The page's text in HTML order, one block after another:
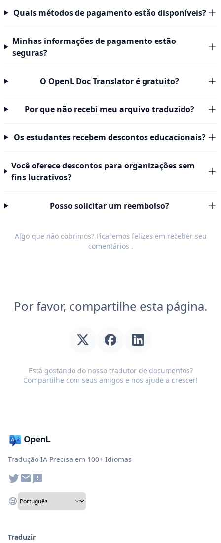
Quais métodos de pagamento estão disponíveis?
Minhas informações de pagamento estão
seguras?
O OpenL Doc Translator é gratuito?
Por que não recebi meu arquivo traduzido?
Os estudantes recebem descontos educacionais?
Você oferece descontos para organizações sem
fins lucrativos?
Posso solicitar um reembolso?
Algo que não cobrimos? Ficaremos felizes em receber seu
comentários .
Por favor, compartilhe esta página.
Está gostando do nosso tradutor de documentos?
Compartilhe com seus amigos e nos ajude a crescer!
Tradução IA Precisa em 100+ Idiomas
Traduzir